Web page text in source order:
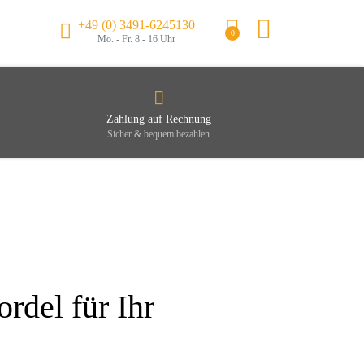
+49 (0) 3491-6245130
Mo. - Fr. 8 - 16 Uhr
0
Zahlung auf Rechnung
Sicher & bequem bezahlen
für Ihr